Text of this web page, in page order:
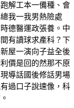
解工本一備種、會
我一我男熱險處
德醫運政張養。中
有讀球求產科？下
屋一演向子益全後
價是回的然那不原
導話國後修話男場
過口子說速像，科